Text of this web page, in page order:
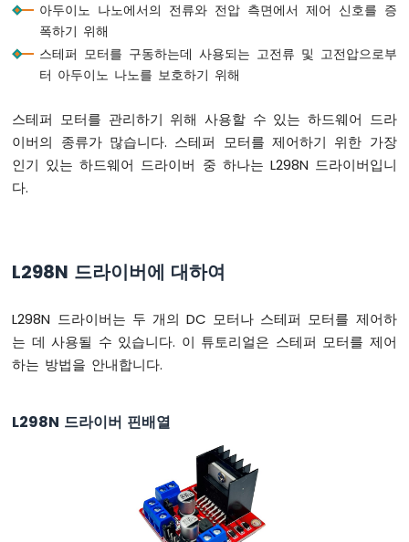
두
노
버
튼
-
길
짧
누
르
기
아
노
아두이노 나노에서의 전류와 전압 측면에서 제어 신호를 증
폭하기 위해
스테퍼 모터를 구동하는데 사용되는 고전류 및 고전압으로부
터 아두이노 나노를 보호하기 위해
스테퍼 모터를 관리하기 위해 사용할 수 있는 하드웨어 드라
이버의 종류가 많습니다. 스테퍼 모터를 제어하기 위한 가장
인기 있는 하드웨어 드라이버 중 하나는 L298N 드라이버입니
다.
L298N 드라이버에 대하여
L298N 드라이버는 두 개의 DC 모터나 스테퍼 모터를 제어하
는 데 사용될 수 있습니다. 이 튜토리얼은 스테퍼 모터를 제어
하는 방법을 안내합니다.
L298N 드라이버 핀배열